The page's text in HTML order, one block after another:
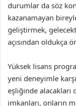
durumlar da söz
kazanamayan
geliştirmek,
açısından oldukça
Yüksek lisans
yeni deneyimle
eşliğinde alacakları
imkanları, onların